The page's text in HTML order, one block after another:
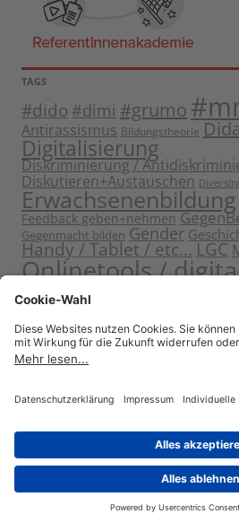
TAGS
#dido #dimi #grumo
Antirassismus Bildungstheorie
Digitalisierung
Diskriminierung /
Diskutieren+Austauschen Diversity
Erwachsenenbildung
Feedback geben+nehmen
Gegenmacht bilden Gender
Handy / Tablet / etc...LGC
Onlinetools /
Politische Bildung
Sensibilisieren Sichern+Verankern
Starten+Kennenlernen Tagung
VideoVisualisierung
Stolz präsentiert von WordPress